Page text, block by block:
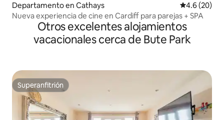
Departamento en Cathays Calificación
4.6 (20)
Nueva experiencia de cine en Cardiff para parejas + SPA
Otros excelentes alojamientos
vacacionales cerca de Bute Park
Superanfitrión
Superanfitrión